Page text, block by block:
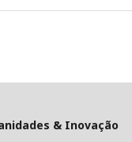
& Inovação